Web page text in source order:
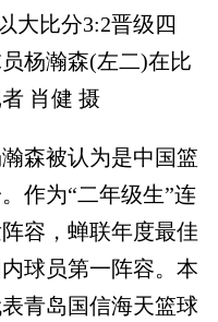
大比分3:2晋级四
杨瀚森(左二)在比
肖健 摄
森被认为是中国篮
作为“二年级生”连
容，蝉联年度最佳
球员第一阵容。本
青岛国信海天篮球